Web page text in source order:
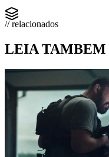
// relacionados
LEIA TAMBEM